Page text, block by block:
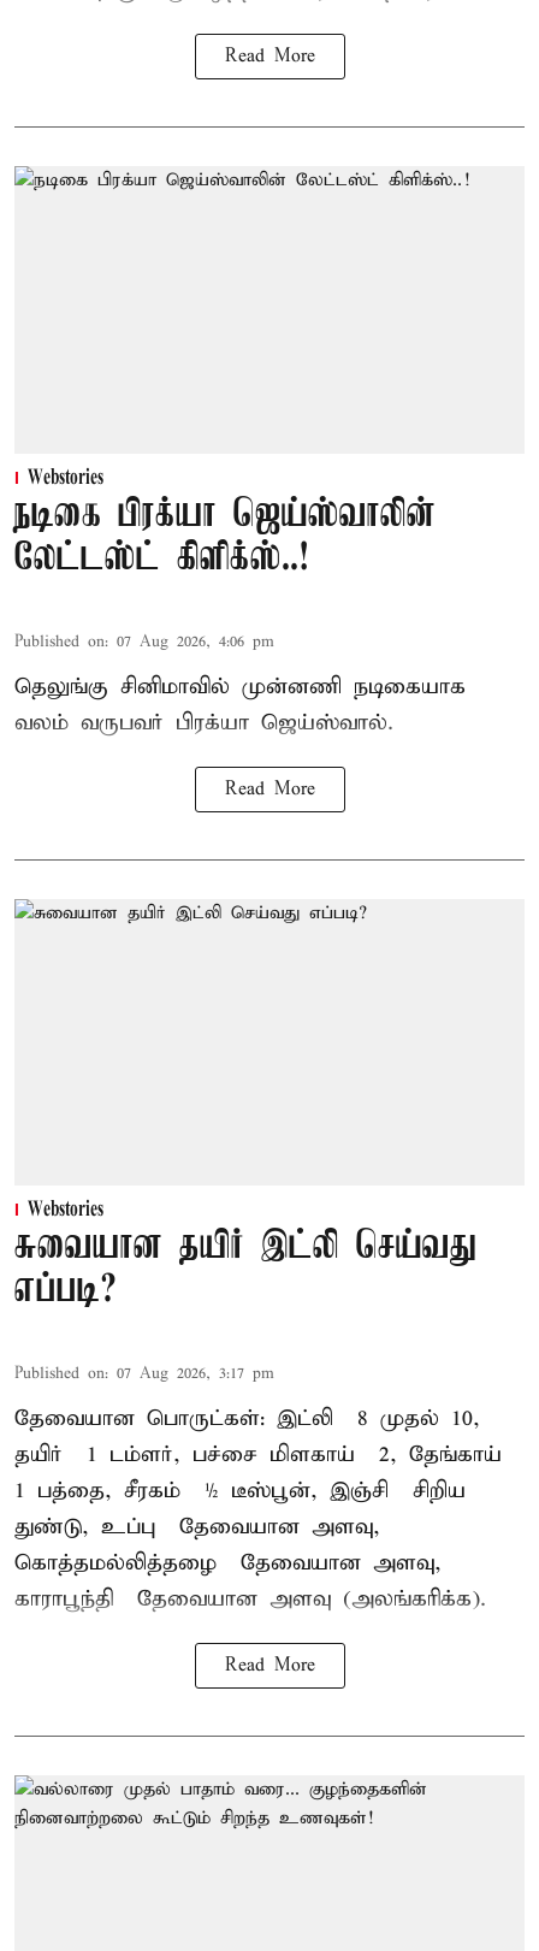
Read More
Webstories
நடிகை பிரக்யா ஜெய்ஸ்வாலின்
லேட்டஸ்ட் கிளிக்ஸ்..!
Published on: 07 Aug 2026, 4:06 pm
தெலுங்கு சினிமாவில் முன்னணி நடிகையாக
வலம் வருபவர் பிரக்யா ஜெய்ஸ்வால்.
Read More
Webstories
சுவையான தயிர் இட்லி செய்வது
எப்படி?
Published on: 07 Aug 2026, 3:17 pm
தேவையான பொருட்கள்: இட்லி – 8 முதல் 10,
தயிர் – 1 டம்ளர், பச்சை மிளகாய் – 2, தேங்காய் –
1 பத்தை, சீரகம் – ½ டீஸ்பூன், இஞ்சி – சிறிய
துண்டு, உப்பு – தேவையான அளவு,
கொத்தமல்லித்தழை – தேவையான அளவு,
காராபூந்தி – தேவையான அளவு (அலங்கரிக்க).
Read More